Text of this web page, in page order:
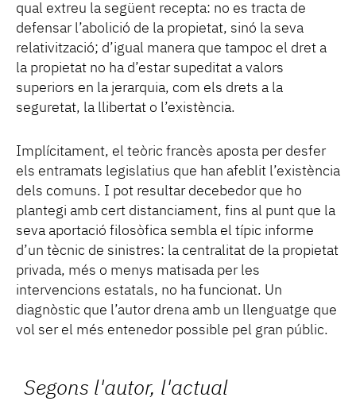
qual extreu la següent recepta: no es tracta de
defensar l’abolició de la propietat, sinó la seva
relativització; d’igual manera que tampoc el dret a
la propietat no ha d’estar supeditat a valors
superiors en la jerarquia, com els drets a la
seguretat, la llibertat o l’existència.
Implícitament, el teòric francès aposta per desfer
els entramats legislatius que han afeblit l’existència
dels comuns. I pot resultar decebedor que ho
plantegi amb cert distanciament, fins al punt que la
seva aportació filosòfica sembla el típic informe
d’un tècnic de sinistres: la centralitat de la propietat
privada, més o menys matisada per les
intervencions estatals, no ha funcionat. Un
diagnòstic que l’autor drena amb un llenguatge que
vol ser el més entenedor possible pel gran públic.
Segons l'autor, l'actual